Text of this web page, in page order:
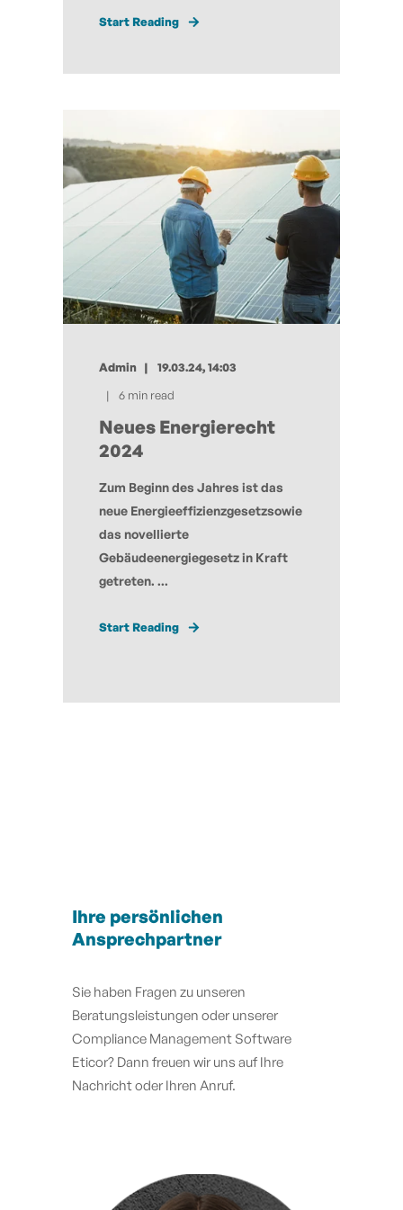
Start Reading
Admin
19.03.24, 14:03
6 min read
Neues Energierecht
2024
Zum Beginn des Jahres ist das
neue Energieeffizienzgesetzsowie
das novellierte
Gebäudeenergiegesetz in Kraft
getreten. ...
Start Reading
Ihre persönlichen
Ansprechpartner
Sie haben Fragen zu unseren
Beratungsleistungen oder unserer
Compliance Management Software
Eticor? Dann freuen wir uns auf Ihre
Nachricht oder Ihren Anruf.